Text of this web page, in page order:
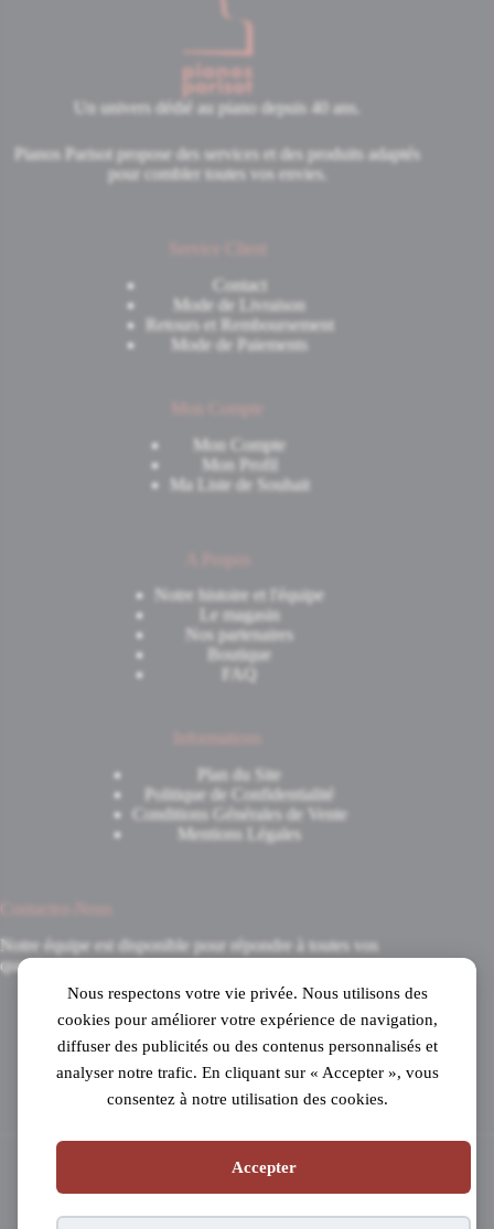
Nous respectons votre vie privée. Nous utilisons des
cookies pour améliorer votre expérience de navigation,
diffuser des publicités ou des contenus personnalisés et
analyser notre trafic. En cliquant sur « Accepter », vous
consentez à notre utilisation des cookies.
Accepter
Un univers dédié au piano depuis 40 ans.
Pianos Parisot propose des services et des produits adaptés
pour combler toutes vos envies.
Contact
Mode de Livraison
Retours et Remboursement
Mode de Paiements
Mon Compte
Mon Profil
Ma Liste de Souhait
Notre histoire et l'équipe
Le magasin
Nos partenaires
Boutique
FAQ
Plan du Site
Politique de Confidentialité
Conditions Générales de Vente
Mentions Légales
Contactez-Nous
Notre équipe est disponible pour répondre à toutes vos
questions.
8 Avenue du 8 Mai 1945
31520 Ramonville-Saint-Agne
Mardi au samedi
de 10h à 19h en continu